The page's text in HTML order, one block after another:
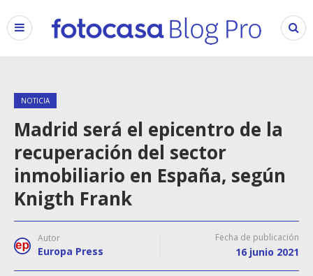
NOTICIA
Madrid será el epicentro de la
recuperación del sector
inmobiliario en España, según
Knigth Frank
Autor
Europa Press
Fecha de publicación
16 junio 2021